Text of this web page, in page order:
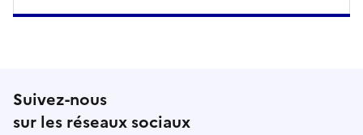
Suivez-nous
sur les réseaux sociaux